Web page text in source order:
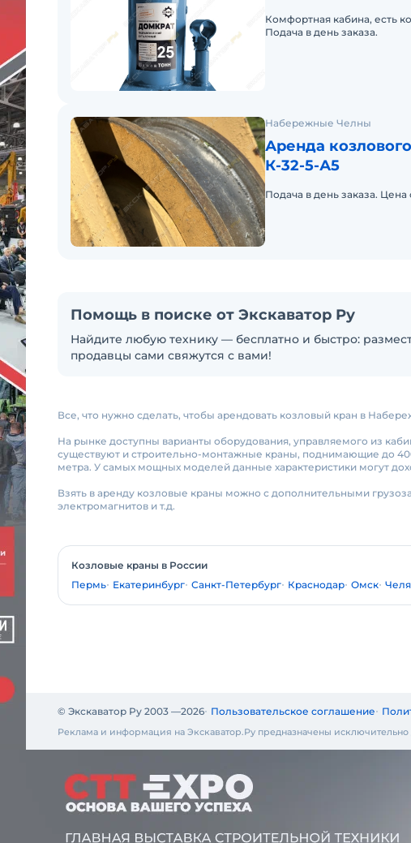
Комфортная кабина, есть
Подача в день заказа.
Набережные Челны
Аренда
К-32-5-А5
Подача в день заказа.
Помощь в поиске от Экскаватор Ру
Найдите любую технику — бесплатно и быстро:
продавцы сами свяжутся с вами!
Все, что нужно сделать, чтобы арендовать козловый кран в
На рынке доступны варианты оборудования, управляемого из
существуют и строительно-монтажные краны, поднимающие до 400
метра. У самых мощных моделей данные характеристики могут
Взять в аренду козловые краны можно с дополнительными
электромагнитов и т.д.
Козловые краны в России
Пермь Екатеринбург Санкт-Петербург Краснодар Омск
© Экскаватор Ру 2003 —2026 Пользовательское соглашение
Реклама и информация на Экскаватор.Ру предназначены